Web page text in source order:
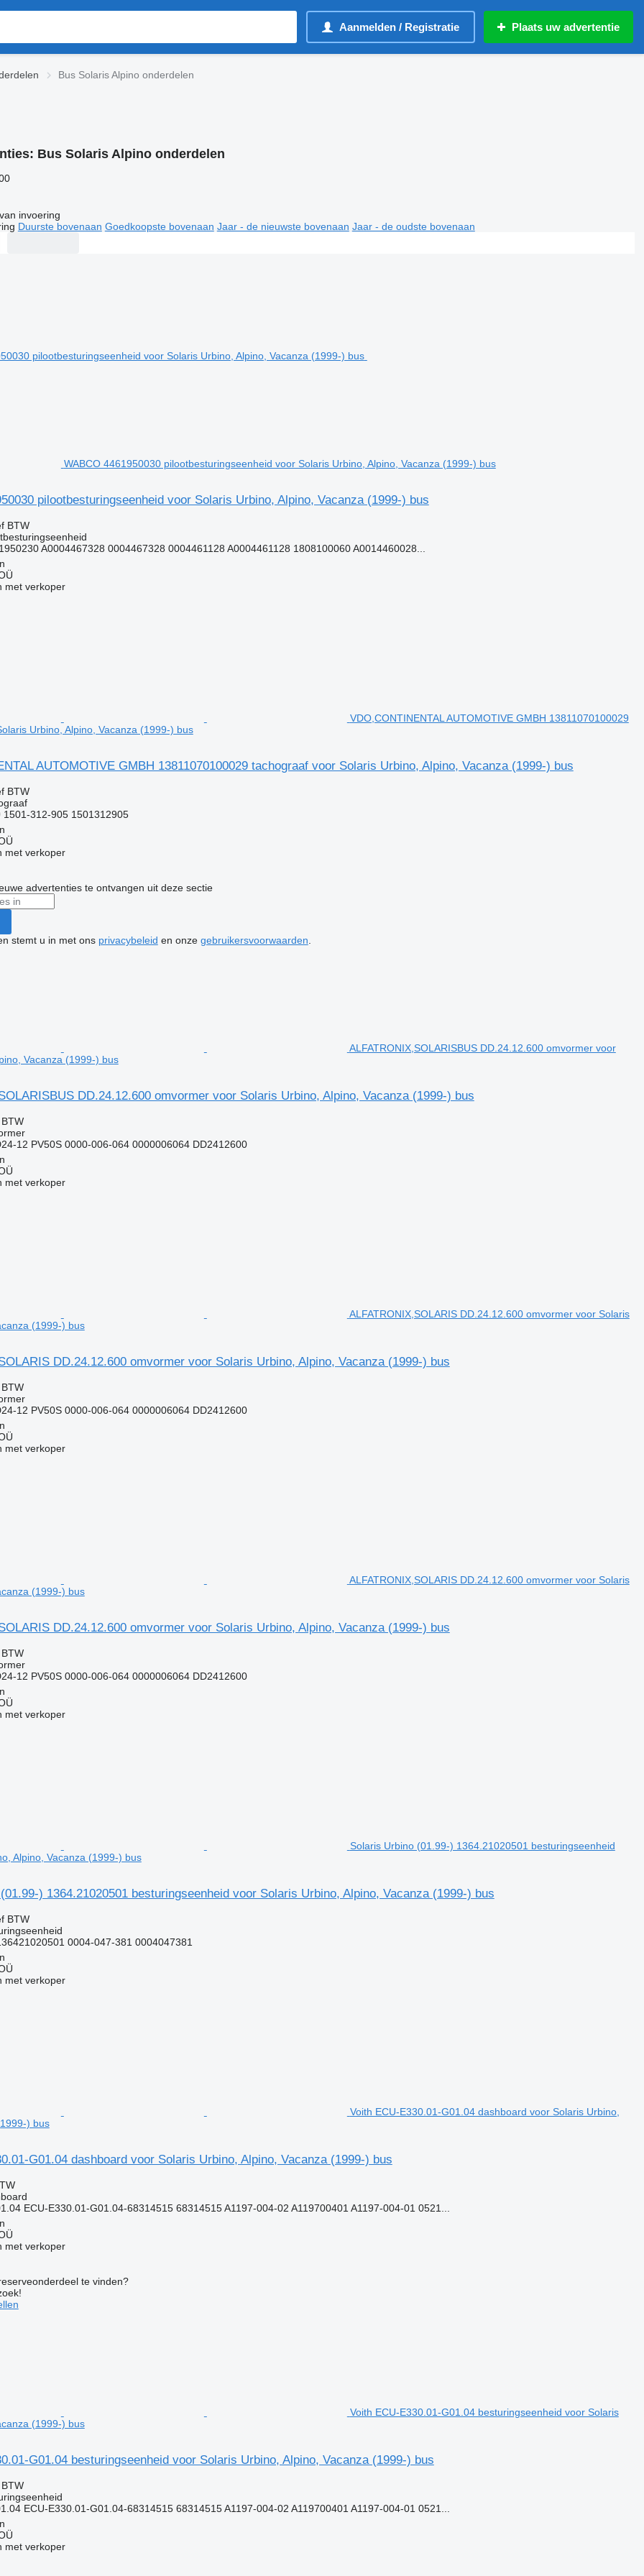
Aanmelden / Registratie Plaats uw advertentie
Bus Solaris Alpino onderdelen
Bus Solaris Alpino onderdelen
invoering
Duurste bovenaan Goedkoopste bovenaan Jaar - de nieuwste bovenaan Jaar - de oudste bovenaan
WABCO 4461950030 pilootbesturingseenheid voor Solaris Urbino, Alpino, Vacanza (1999-) bus
pilootbesturingseenheid voor Solaris Urbino, Alpino, Vacanza (1999-) bus
BTW
A0004467328 0004467328 0004461128 A0004461128 1808100060 A0014460028...
met verkoper
VDO,CONTINENTAL AUTOMOTIVE GMBH 13811070100029
Urbino, Alpino, Vacanza (1999-) bus
AUTOMOTIVE GMBH 13811070100029 tachograaf voor Solaris Urbino, Alpino, Vacanza (1999-) bus
BTW
1501-312-905 1501312905
met verkoper
advertenties te ontvangen uit deze sectie
stemt u in met ons privacybeleid en onze gebruikersvoorwaarden
ALFATRONIX,SOLARISBUS DD.24.12.600 omvormer voor
Vacanza (1999-) bus
DD.24.12.600 omvormer voor Solaris Urbino, Alpino, Vacanza (1999-) bus
12 PV50S 0000-006-064 0000006064 DD2412600
met verkoper
ALFATRONIX,SOLARIS DD.24.12.600 omvormer voor Solaris
(1999-) bus
DD.24.12.600 omvormer voor Solaris Urbino, Alpino, Vacanza (1999-) bus
12 PV50S 0000-006-064 0000006064 DD2412600
met verkoper
ALFATRONIX,SOLARIS DD.24.12.600 omvormer voor Solaris
(1999-) bus
DD.24.12.600 omvormer voor Solaris Urbino, Alpino, Vacanza (1999-) bus
12 PV50S 0000-006-064 0000006064 DD2412600
met verkoper
Solaris Urbino (01.99-) 1364.21020501 besturingseenheid
Alpino, Vacanza (1999-) bus
) 1364.21020501 besturingseenheid voor Solaris Urbino, Alpino, Vacanza (1999-) bus
BTW
0004-047-381 0004047381
met verkoper
Voith ECU-E330.01-G01.04 dashboard voor Solaris Urbino,
) bus
G01.04 dashboard voor Solaris Urbino, Alpino, Vacanza (1999-) bus
ECU-E330.01-G01.04-68314515 68314515 A1197-004-02 A119700401 A1197-004-01 0521...
met verkoper
te vinden?
Voith ECU-E330.01-G01.04 besturingseenheid voor Solaris
(1999-) bus
G01.04 besturingseenheid voor Solaris Urbino, Alpino, Vacanza (1999-) bus
ECU-E330.01-G01.04-68314515 68314515 A1197-004-02 A119700401 A1197-004-01 0521...
met verkoper